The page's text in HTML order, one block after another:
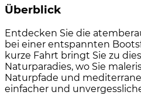
Überblick
Entdecken Sie die
bei einer entspannten
kurze Fahrt bringt Sie zu
Naturparadies, wo Sie
Naturpfade und
einfacher und